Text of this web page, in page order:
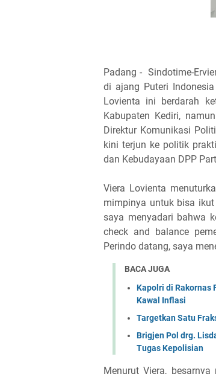
Padang - Sindotime-
di ajang Puteri
Lovienta ini berdarah
Kabupaten Kediri,
Direktur Komunikasi
kini terjun ke politik
dan Kebudayaan DPP
Viera Lovienta
mimpinya untuk bisa
saya menyadari bahwa
check and balance
Perindo datang, saya
BACA JUGA
Kapolri di Rakornas
Kawal Inflasi
Targetkan Satu
Brigjen Pol drg.
Tugas Kepolisian
Menurut Viera,